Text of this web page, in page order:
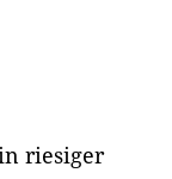
riesiger